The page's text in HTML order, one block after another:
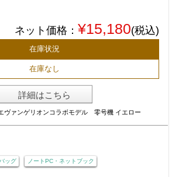
ネット価格： ¥15,180(税込)
在庫状況
在庫なし
詳細はこちら
ヴァンゲリオンコラボモデル 零号機 イエロー
ッグ ノートPC・ネットブック